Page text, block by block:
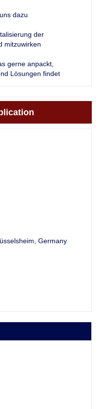
dazu
der
mitzuwirken
gerne anpackt,
Lösungen findet
Germany